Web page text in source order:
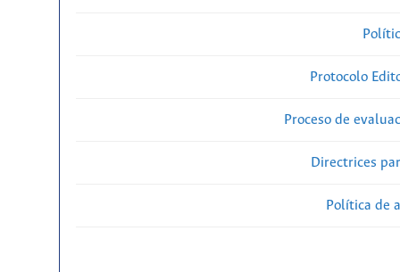
Protocolo
Proceso de
Directrices
Política de